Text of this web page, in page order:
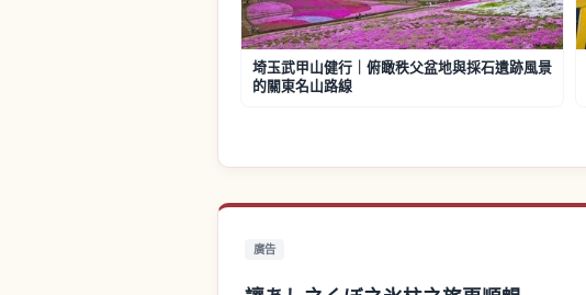
埼玉武甲山健行｜俯瞰秩父盆地與採石遺跡風景
的關東名山路線
廣告